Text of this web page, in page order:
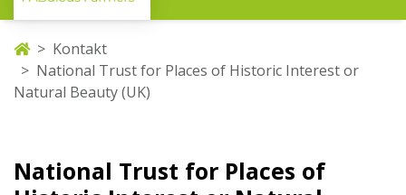
Kontakt
National Trust for Places of Historic Interest or
Natural Beauty (UK)
National Trust for Places of